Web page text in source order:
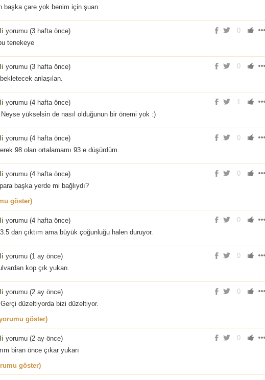
başka çare yok benim için şuan.
0
yorumu (3 hafta önce)
tenekeye
0
yorumu (3 hafta önce)
anlaşılan.
1
yorumu (4 hafta önce)
yükselsin de nasıl olduğunun bir önemi yok :)
0
yorumu (4 hafta önce)
98 olan ortalamamı 93 e düşürdüm.
0
yorumu (4 hafta önce)
başka yerde mi bağlıydı?
göster)
0
yorumu (4 hafta önce)
dan çıktım ama büyük çoğunluğu halen duruyor.
0
yorumu (1 ay önce)
kop çık yukarı.
0
yorumu (2 ay önce)
düzeltiyorda bizi düzeltiyor.
göster)
0
yorumu (2 ay önce)
biran önce çıkar yukarı
göster)